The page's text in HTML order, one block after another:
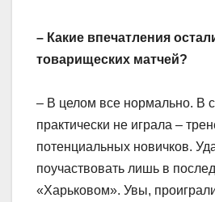
– Какие впечатления
товарищеских матчей?
– В целом все нормально. В
практически не играла –
потенциальных новичков.
поучаствовать лишь в
«Харьковом». Увы,